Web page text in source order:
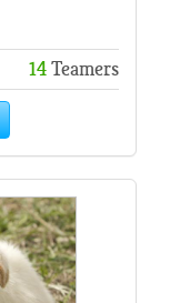
14Teamers